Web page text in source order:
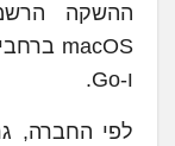
ההשקה
ו-Go.